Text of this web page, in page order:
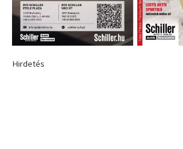
Hirdetés